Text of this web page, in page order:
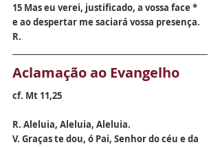
15 Mas eu verei, justificado, a vossa face *
e ao despertar me saciará vossa presença.
R.
Aclamação ao Evangelho
cf. Mt 11,25
R. Aleluia, Aleluia, Aleluia.
V. Graças te dou, ó Pai, Senhor do céu e da